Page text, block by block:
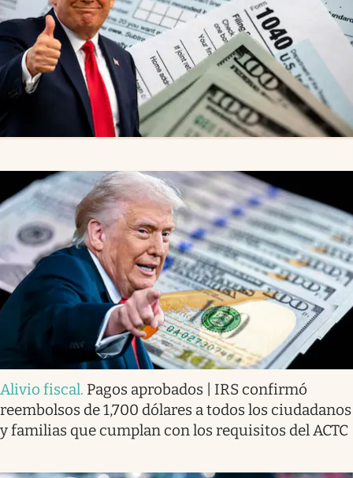
Alivio fiscal. Pagos aprobados | IRS confirmó
reembolsos de 1,700 dólares a todos los ciudadanos
y familias que cumplan con los requisitos del ACTC